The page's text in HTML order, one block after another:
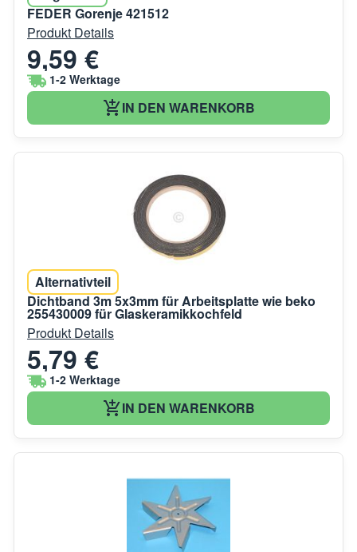
FEDER Gorenje 421512
Produkt Details
9,59 €
1-2 Werktage
IN DEN WARENKORB
Alternativteil
Dichtband 3m 5x3mm für Arbeitsplatte wie beko
255430009 für Glaskeramikkochfeld
Produkt Details
5,79 €
1-2 Werktage
IN DEN WARENKORB